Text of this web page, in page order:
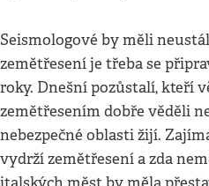
Seismologové by měli
zemětřesení je třeba se
roky. Dnešní pozůstalí, kteří
zemětřesením dobře věděli
nebezpečné oblasti žijí.
vydrží zemětřesení a zda